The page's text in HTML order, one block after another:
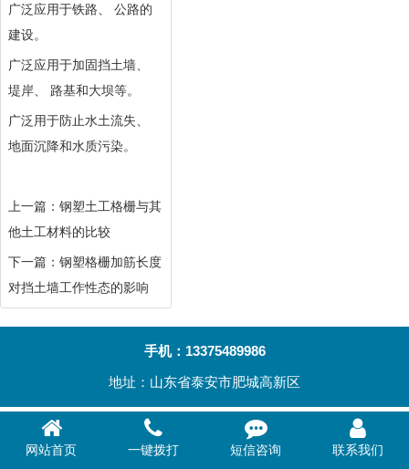
广泛应用于铁路、 公路的
建设。
广泛应用于加固挡土墙、
堤岸、 路基和大坝等。
广泛用于防止水土流失、
地面沉降和水质污染。
上一篇： 钢塑土工格栅与其
他土工材料的比较
下一篇： 钢塑格栅加筋长度
对挡土墙工作性态的影响
手机：13375489986
地址：山东省泰安市肥城高新区

网站首页

一键拨打

短信咨询

联系我们